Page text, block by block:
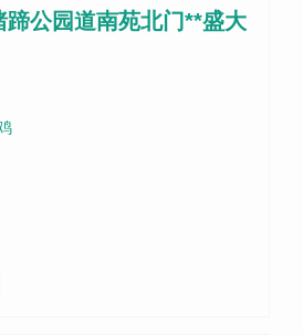
蹄公园道南苑北门**盛大